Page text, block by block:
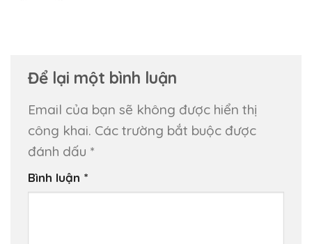
Để lại một bình luận
Email của bạn sẽ không được hiển thị
công khai. Các trường bắt buộc được
đánh dấu *
Bình luận *